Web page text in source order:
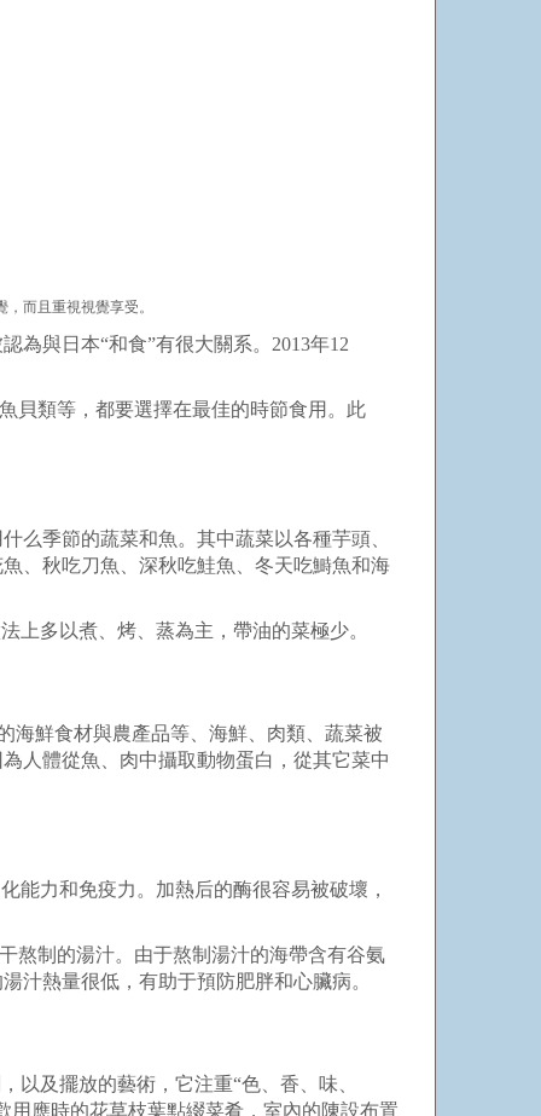
而且重視視覺享受。
為與日本“和食”有很大關系。2013年12
貝類等，都要選擇在最佳的時節食用。此
么季節的蔬菜和魚。其中蔬菜以各種芋頭、
、秋吃刀魚、深秋吃鮭魚、冬天吃鰣魚和海
上多以煮、烤、蒸為主，帶油的菜極少。
海鮮食材與農產品等、海鮮、肉類、蔬菜被
人體從魚、肉中攝取動物蛋白，從其它菜中
能力和免疫力。加熱后的酶很容易被破壞，
熬制的湯汁。由于熬制湯汁的海帶含有谷氨
汁熱量很低，有助于預防肥胖和心臟病。
以及擺放的藝術，它注重“色、香、味、
應時的花草枝葉點綴菜肴，室內的陳設布置